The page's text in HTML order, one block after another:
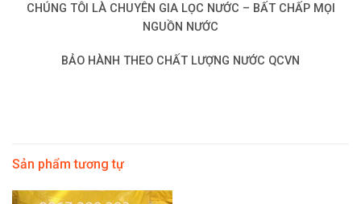
CHÚNG TÔI LÀ CHUYÊN GIA LỌC NƯỚC – BẤT CHẤP MỌI
NGUỒN NƯỚC
BẢO HÀNH THEO CHẤT LƯỢNG NƯỚC QCVN
Sản phẩm tương tự